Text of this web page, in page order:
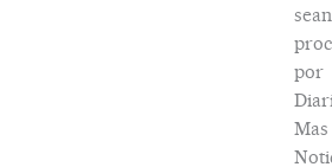
sean
por
Mas